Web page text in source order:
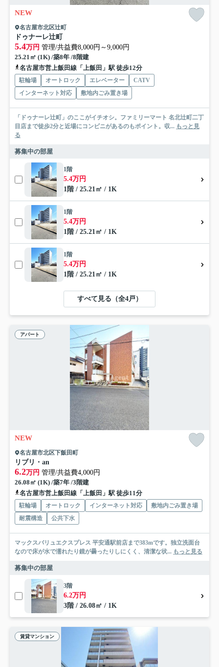
NEW
名古屋市北区辻町
ドゥナーレ辻町
5.4万円 管理/共益費8,000円～9,000円
25.21㎡ (1K) /築8年 /8階建
名古屋市営上飯田線「上飯田」駅 徒歩12分
駐輪場 オートロック エレベーター
CATV
インターネット対応
敷地内ごみ置き場
「ドゥナーレ辻町」のここがイチオシ。ファミリーマート 名北辻町二丁
目店まで徒歩2分と近場にコンビニがあるのもポイント。収... もっと見
る
募集中の部屋
1階
5.4万円
1階 / 25.21㎡ / 1K
1階
5.4万円
1階 / 25.21㎡ / 1K
1階
5.4万円
1階 / 25.21㎡ / 1K
すべて見る（全4戸）
アパート
NEW
名古屋市北区下飯田町
リブリ・an
6.2万円 管理/共益費4,000円
26.08㎡ (1K) /築7年 /3階建
名古屋市営上飯田線「上飯田」駅 徒歩11分
駐輪場 オートロック インターネット対応
敷地内ごみ置き場
耐震構造
公共下水
マックスバリュエクスプレス 平安通駅前店まで383mです。独立洗面台
なので床が水で濡れたり鏡が曇ったりしにくく、清潔な状... もっと見る
募集中の部屋
3階
6.2万円
3階 / 26.08㎡ / 1K
賃貸マンション